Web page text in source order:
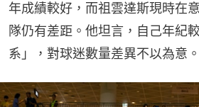
年成績較好，而祖雲達斯現時在
隊仍有差距。他坦言，自己年紀
系」，對球迷數量差異不以為意。